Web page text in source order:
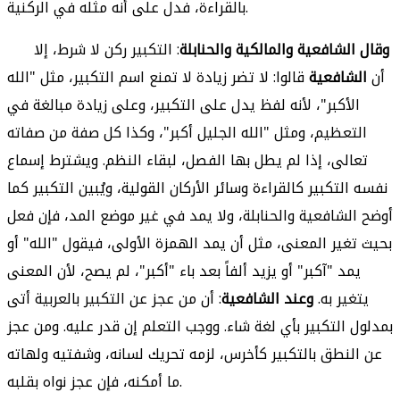
بالقراءة، فدل على أنه مثله في الركنية.
وقال الشافعية والمالكية والحنابلة: التكبير ركن لا شرط، إلا
أنالشافعيةقالوا: لا تضر زيادة لا تمنع اسم التكبير، مثل "الله
الأكبر"، لأنه لفظ يدل على التكبير، وعلى زيادة مبالغة في
التعظيم، ومثل "الله الجليل أكبر"، وكذا كل صفة من صفاته
تعالى، إذا لم يطل بها الفصل، لبقاء النظم. ويشترط إسماع
نفسه التكبير كالقراءة وسائر الأركان القولية، ويُبين التكبير كما
أوضح الشافعية والحنابلة، ولا يمد في غير موضع المد، فإن فعل
بحيث تغير المعنى، مثل أن يمد الهمزة الأولى، فيقول "الله" أو
يمد "آكبر" أو يزيد ألفاً بعد باء "أكبر"، لم يصح، لأن المعنى
يتغير به.وعند الشافعية: أن من عجز عن التكبير بالعربية أتى
بمدلول التكبير بأي لغة شاء. ووجب التعلم إن قدر عليه. ومن عجز
عن النطق بالتكبير كأخرس، لزمه تحريك لسانه، وشفتيه ولهاته
ما أمكنه، فإن عجز نواه بقلبه.